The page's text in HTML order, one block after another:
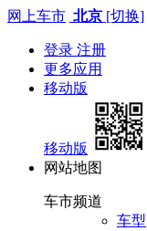
网上车市 北京 [切换]
登录 注册
更多应用
移动版
移动版
网站地图
车市频道
车型